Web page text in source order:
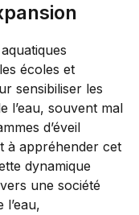
écoles et
sensibiliser les
l’eau, souvent mal
d’éveil
à appréhender cet
dynamique
une société